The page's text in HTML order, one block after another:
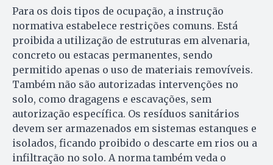
Para os dois tipos de ocupação, a instrução
normativa estabelece restrições comuns. Está
proibida a utilização de estruturas em alvenaria,
concreto ou estacas permanentes, sendo
permitido apenas o uso de materiais removíveis.
Também não são autorizadas intervenções no
solo, como dragagens e escavações, sem
autorização específica. Os resíduos sanitários
devem ser armazenados em sistemas estanques e
isolados, ficando proibido o descarte em rios ou a
infiltração no solo. A norma também veda o